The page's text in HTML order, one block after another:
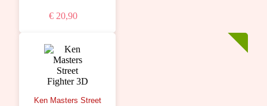
€ 20,90
Ken Masters Street